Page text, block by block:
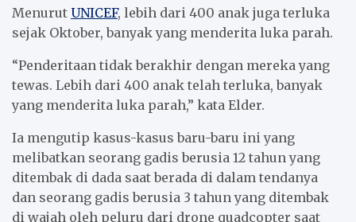
Menurut UNICEF, lebih dari 400 anak juga terluka
sejak Oktober, banyak yang menderita luka parah.
“Penderitaan tidak berakhir dengan mereka yang
tewas. Lebih dari 400 anak telah terluka, banyak
yang menderita luka parah,” kata Elder.
Ia mengutip kasus-kasus baru-baru ini yang
melibatkan seorang gadis berusia 12 tahun yang
ditembak di dada saat berada di dalam tendanya
dan seorang gadis berusia 3 tahun yang ditembak
di wajah oleh peluru dari drone quadcopter saat